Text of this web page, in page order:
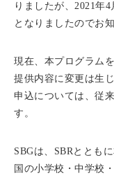
りましたが、2021年
となりましたのでお
現在、本プログラム
提供内容に変更は生
申込については、従
す。
SBGは、SBRととも
国の小学校・中学校